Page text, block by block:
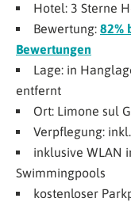
Hotel: 3 Sterne
Bewertung: 82%
Bewertungen
Lage: in
entfernt
Ort: Limone sul
Verpflegung:
inklusive WLAN
Swimmingpools
kostenloser